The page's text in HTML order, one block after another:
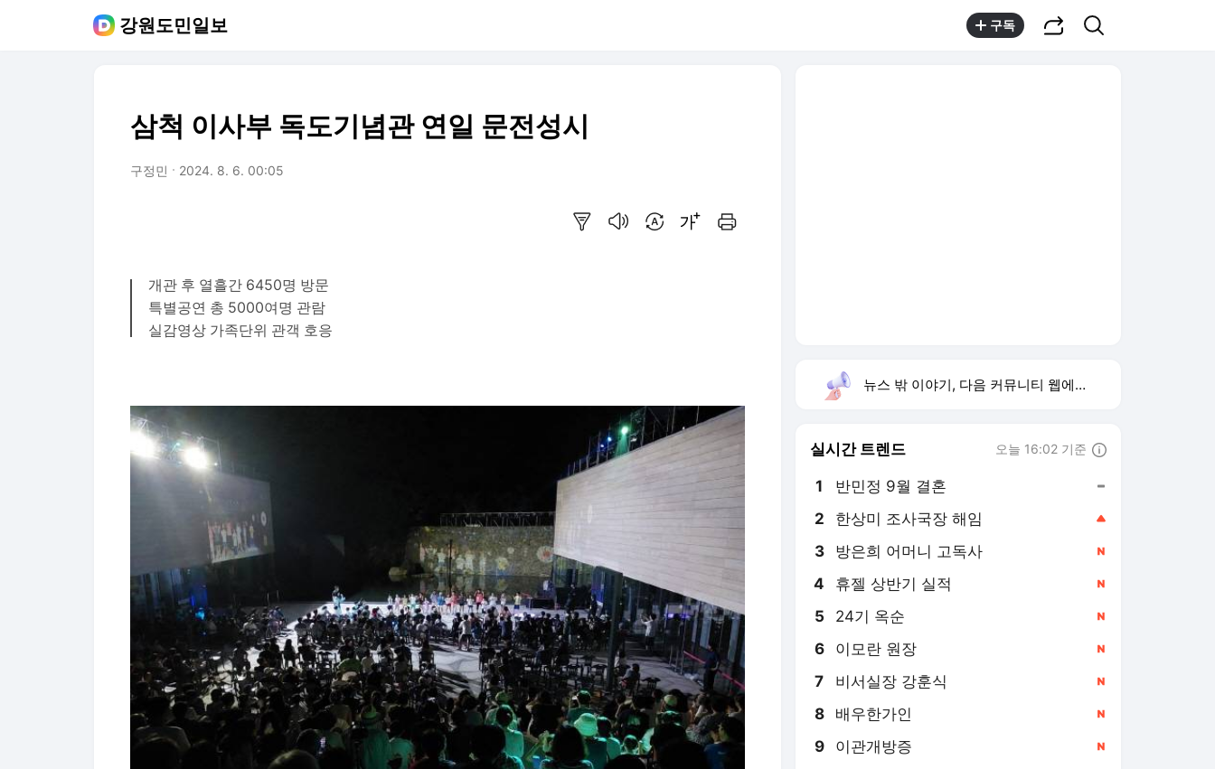
강원도민일보 구독
삼척 이사부 독도기념관 연일 문전성시
구정민 2024. 8. 6. 00:05
개관 후 열흘간 6450명 방문
특별공연 총 5000여명 관람
실감영상 가족단위 관객 호응
뉴스 밖 이야기, 다음 커뮤니티 웹에서 보기
실시간 트렌드 오늘 16:02 기준
1 반민정 9월 결혼
2 한상미 조사국장 해임
3 방은희 어머니 고독사
4 휴젤 상반기 실적
5 24기 옥순
6 이모란 원장
7 비서실장 강훈식
8 배우한가인
9 이관개방증